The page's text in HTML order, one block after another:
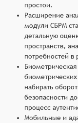
простои.
Расширение
модули СБРМ
детальную
пространств,
потребностей
набирать
безопасности
процесс
Мобильные и